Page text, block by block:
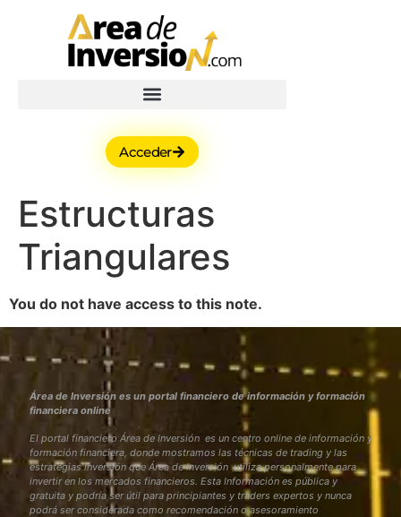
Acceder
Estructuras
Triangulares
You do not have access to this note.
Área de Inversión es un portal financiero de información y formación
financiera online
El portal financiero Área de Inversión es un centro online de información y
formación financiera, donde mostramos las técnicas de trading y las
estrategias inversión que Área de Inversión utiliza personalmente para
invertir en los mercados financieros. Esta Información es pública y
gratuita y podría ser útil para principiantes y traders expertos y nunca
podrá ser considerada como recomendación o asesoramiento